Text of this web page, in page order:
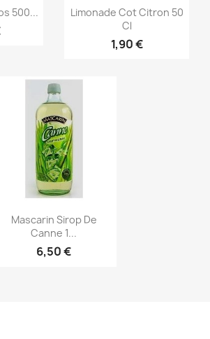
500... Aperçu rapide
Limonade Cot Citron 50
Cl
1,90 €
Aperçu rapide
Mascarin Sirop De
Canne 1...
6,50 €